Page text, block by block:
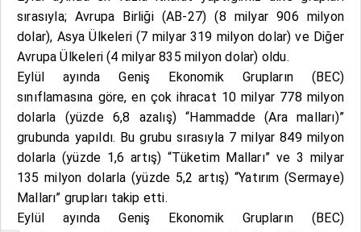
sırasıyla; Avrupa Birliği (AB-27) (8 milyar 906 milyon
dolar), Asya Ülkeleri (7 milyar 319 milyon dolar) ve Diğer
Avrupa Ülkeleri (4 milyar 835 milyon dolar) oldu.
Eylül ayında Geniş Ekonomik Grupların (BEC)
sınıflamasına göre, en çok ihracat 10 milyar 778 milyon
dolarla (yüzde 6,8 azalış) “Hammadde (Ara malları)”
grubunda yapıldı. Bu grubu sırasıyla 7 milyar 849 milyon
dolarla (yüzde 1,6 artış) “Tüketim Malları” ve 3 milyar
135 milyon dolarla (yüzde 5,2 artış) “Yatırım (Sermaye)
Malları” grupları takip etti.
Eylül ayında Geniş Ekonomik Grupların (BEC)